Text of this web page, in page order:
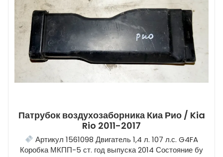
Патрубок воздухозаборника Киа Рио / Kia
Rio 2011-2017
Артикул 1561098 Двигатель 1,4 л. 107 л.с. G4FA
Коробка МКПП-5 ст. год выпуска 2014 Состояние бу